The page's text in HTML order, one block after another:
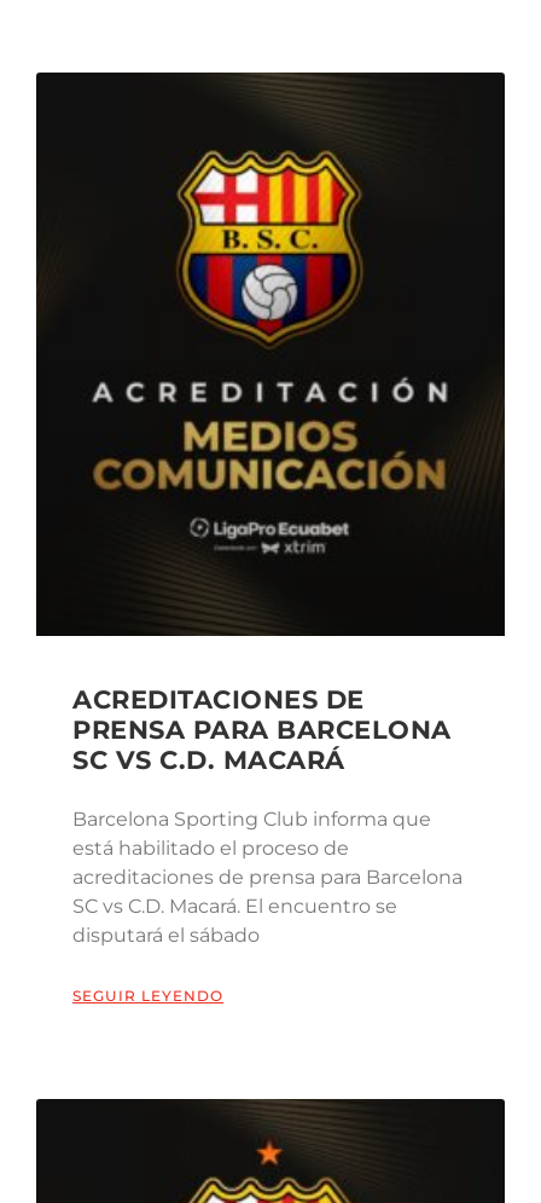
ACREDITACIONES DE
PRENSA PARA BARCELONA
SC VS C.D. MACARÁ
Barcelona Sporting Club informa que
está habilitado el proceso de
acreditaciones de prensa para Barcelona
SC vs C.D. Macará. El encuentro se
disputará el sábado
SEGUIR LEYENDO